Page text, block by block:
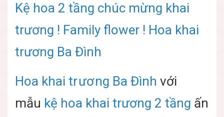
Kệ hoa 2 tầng chúc mừng khai
trương ! Family flower ! Hoa khai
trương Ba Đình
Hoa khai tr ươ ng Ba Đình với
mẫu kệ hoa khai trương 2 tầng ấn